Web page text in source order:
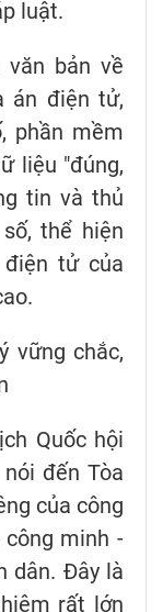
luật.
văn bản về
án điện tử,
phần mềm
liệu "đúng,
tin và thủ
thể hiện
tử của
vững chắc,
Quốc hội
đến Tòa
của công
công minh -
dân. Đây là
rất lớn